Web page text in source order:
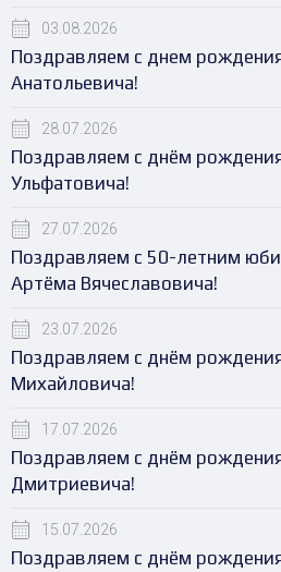
03.08.2026
Поздравляем с днем рождения
Анатольевича!
28.07.2026
Поздравляем с днём
Ульфатовича!
27.07.2026
Поздравляем с 50-летним
Артёма Вячеславовича!
23.07.2026
Поздравляем с днём
Михайловича!
17.07.2026
Поздравляем с днём
Дмитриевича!
15.07.2026
Поздравляем с днём